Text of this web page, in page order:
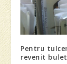
Pentru
revenit